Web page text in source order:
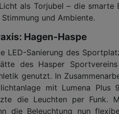
als Torjubel – die
und Ambiente.
Hagen-Haspe
LED-Sanierung des
des Hasper
genutzt. In
mit Lumena
die Leuchten per Funk.
die Beleuchtung nun